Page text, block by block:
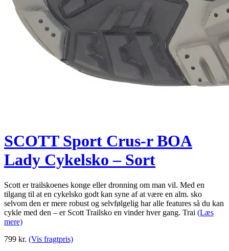
SCOTT Sport Crus-r BOA
Lady Cykelsko – Sort
Scott er trailskoenes konge eller dronning om man vil. Med en
tilgang til at en cykelsko godt kan syne af at være en alm. sko
selvom den er mere robust og selvfølgelig har alle features så du kan
cykle med den – er Scott Trailsko en vinder hver gang. Trai (Læs
mere)
799 kr. (Vis fragtpris)